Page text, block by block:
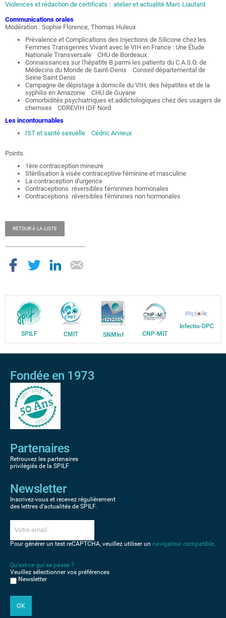
Violences et rédaction de certificats : atelier et actualité Marc Liautard
Communications orales
Modération : Sophie Florence, Thomas Huleux
Prévalence et Complications des Injections de Silicone chez les
Femmes Transgenres Vivant avec le VIH en France : Une Étude
Nationale Transversale CHU de Bordeaux
Connaissances sur l'hépatite B parmi les patients du C.A.S.O. de
Médecins du Monde de Saint-Denis Conseil départemental de
Seine Saint Denis
Campagne de dépistage à domicile du VIH, des hépatites et de la
syphilis en Amazonie CHU de Guyane
Comorbidités psychiatriques et addictologiques chez des usagers de
chemsex COREVIH IDF Nord
Les incontournables
IST et santé sexuelle Cédric Arvieux
Points
1ère contraception mineure
Stérilisation à visée contraceptive féminine et masculine
La contraception d'urgence
Contraceptions réversibles féminines hormonales
Contraceptions réversibles féminines non hormonales
RETOUR À LA LISTE
SPILF CMIT SNMInf CNP-MIT
Infectio-DPC
Fondée en 1973
Partenaires
Retrouvez les partenaires
privilégiés de la SPILF
Newsletter
Inscrivez-vous et recevez régulièrement
des lettres d'actualités de SPILF.
Pour générer un test reCAPTCHA, veuillez utiliser un navigateur compatible.
Qu'est-ce qui se passe ?
Veuillez sélectionner vos préférences
Newsletter